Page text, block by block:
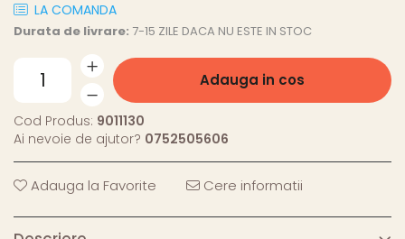
LA COMANDA
Durata de livrare: 7-15 ZILE DACA NU ESTE IN STOC
Adauga in cos
Cod Produs: 9011130
Ai nevoie de ajutor? 0752505606
Adauga la Favorite Cere informatii